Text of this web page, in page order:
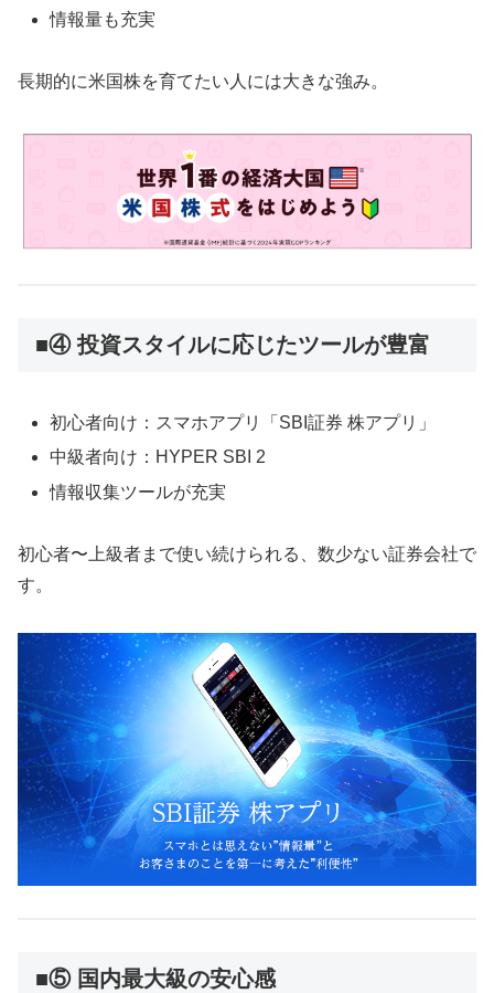
情報量も充実
長期的に米国株を育てたい人には大きな強み。
■④ 投資スタイルに応じたツールが豊富
初心者向け：スマホアプリ「SBI証券 株アプリ」
中級者向け：HYPER SBI 2
情報収集ツールが充実
初心者〜上級者まで使い続けられる、数少ない証券会社で
す。
■⑤ 国内最大級の安心感